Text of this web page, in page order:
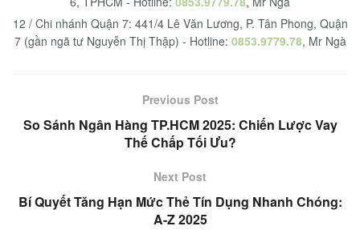
12 / Chi nhánh Quận 7: 441/4 Lê Văn Lương, P. Tân Phong, Quận
7 (gần ngã tư Nguyễn Thị Thập) - Hotline: 0853.9779.78, Mr Ngà
Previous Post
So Sánh Ngân Hàng TP.HCM 2025: Chiến Lược Vay
Thế Chấp Tối Ưu?
Next Post
Bí Quyết Tăng Hạn Mức Thẻ Tín Dụng Nhanh Chóng:
A-Z 2025